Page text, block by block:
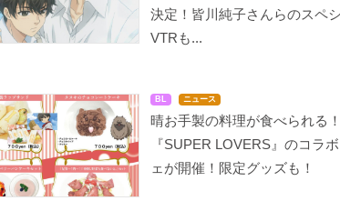
決定！皆川純子さんらのスペ
VTRも...
BL ニュース
晴お手製の料理が食べられる
『SUPER LOVERS』のコラ
ェが開催！限定グッズも！